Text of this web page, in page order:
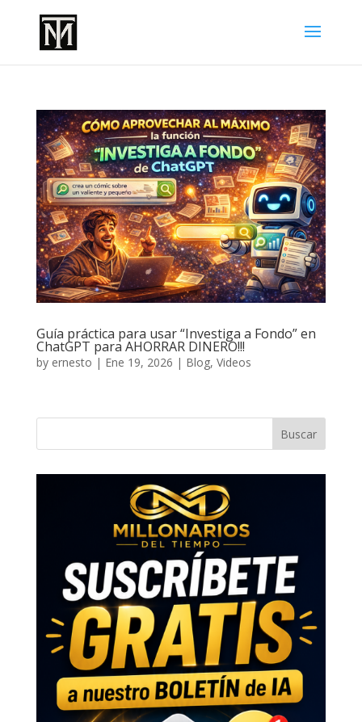
Guía práctica para usar “Investiga a Fondo” en
ChatGPT para AHORRAR DINERO!!!
by ernesto | Ene 19, 2026 | Blog, Videos
Buscar